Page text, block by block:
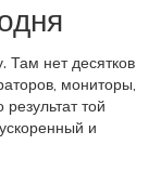
нет десятков
мониторы,
той
и